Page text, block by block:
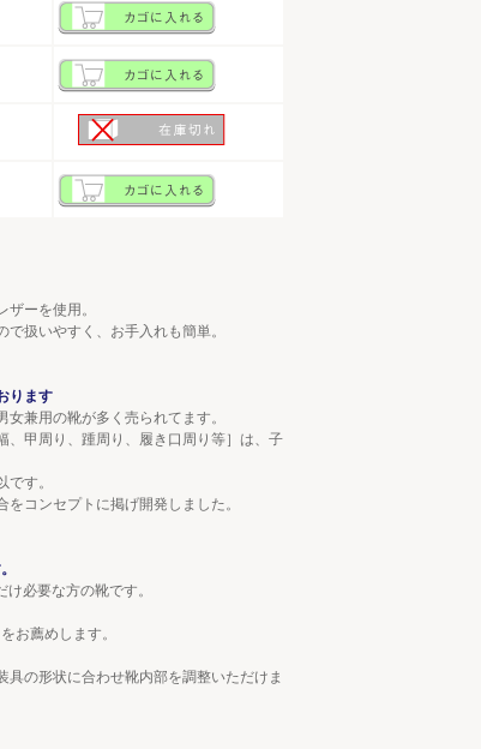
ーを使用。
扱いやすく、お手入れも簡単。
ります
兼用の靴が多く売られてます。
、甲周り、踵周り、履き口周り等］は、子
す。
コンセプトに掲げ開発しました。
必要な方の靴です。
をお薦めします。
の形状に合わせ靴内部を調整いただけま